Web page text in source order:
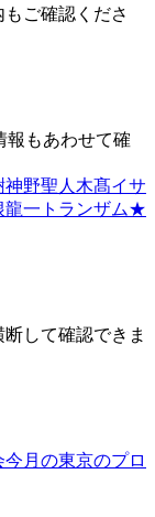
ご確認くださ
報もあわせて確
神野聖人 木髙イサ
龍一 トランザム★
して確認できま
今月の東京のプロ